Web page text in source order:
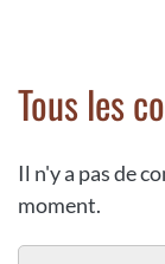
Tous les
Il n'y a pas de
moment.